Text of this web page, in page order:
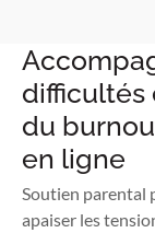
difficultés
du
en ligne
Soutien parental
apaiser les